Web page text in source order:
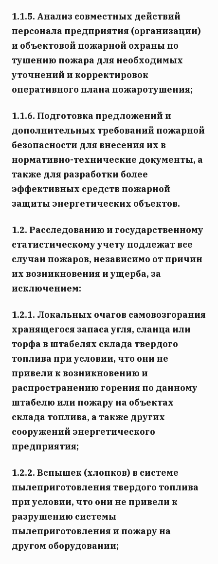
1.1.5. Анализ совместных действий
персонала предприятия (организации)
и объектовой пожарной охраны по
тушению пожара для необходимых
уточнений и корректировок
оперативного плана пожаротушения;
1.1.6. Подготовка предложений и
дополнительных требований пожарной
безопасности для внесения их в
нормативно-технические документы, а
также для разработки более
эффективных средств пожарной
защиты энергетических объектов.
1.2. Расследованию и государственному
статистическому учету подлежат все
случаи пожаров, независимо от причин
их возникновения и ущерба, за
исключением:
1.2.1. Локальных очагов самовозгорания
хранящегося запаса угля, сланца или
торфа в штабелях склада твердого
топлива при условии, что они не
привели к возникновению и
распространению горения по данному
штабелю или пожару на объектах
склада топлива, а также других
сооружений энергетического
предприятия;
1.2.2. Вспышек (хлопков) в системе
пылеприготовления твердого топлива
при условии, что они не привели к
разрушению системы
пылеприготовления и пожару на
другом оборудовании;